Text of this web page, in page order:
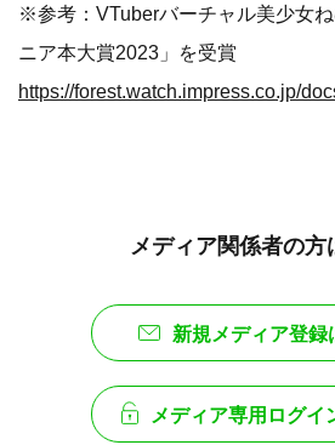
※参考：VTuberバーチャル美少女
ニア本大賞2023」を受賞
メディア関係者の方
新規メディア登録
メディア専用ログイ